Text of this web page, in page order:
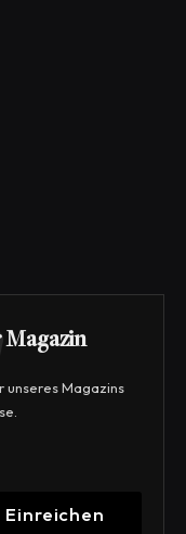
Magazin
unseres Magazins
Einreichen